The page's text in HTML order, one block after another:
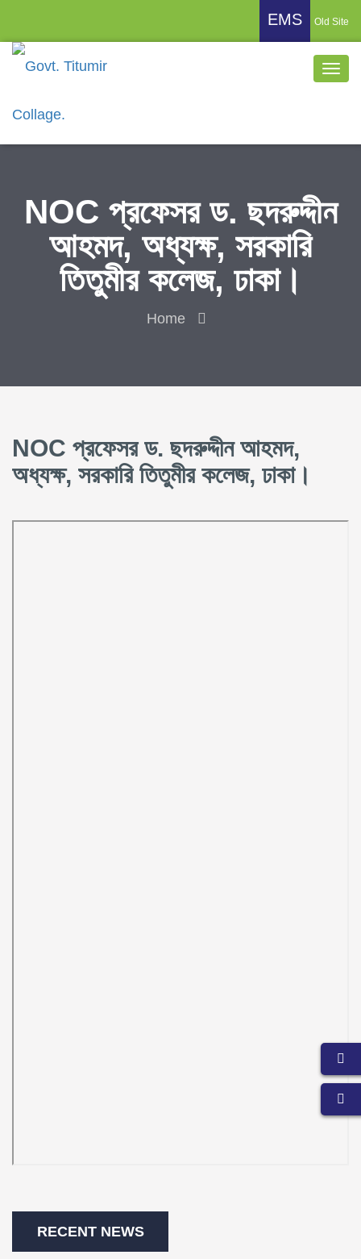
EMS Old Site
NOC প্রফেসর ড. ছদরুদ্দীন
আহমদ, অধ্যক্ষ, সরকারি
তিতুমীর কলেজ, ঢাকা।
Home
NOC প্রফেসর ড. ছদরুদ্দীন আহমদ,
অধ্যক্ষ, সরকারি তিতুমীর কলেজ, ঢাকা।
RECENT NEWS